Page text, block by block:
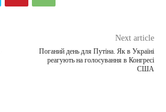
Next article
Поганий день для Путіна. Як в Україні
реагують на голосування в Конгресі
США